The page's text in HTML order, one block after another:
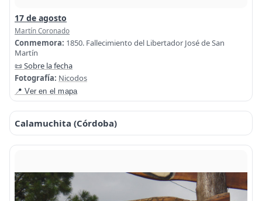
17 de agosto
Martín Coronado
Conmemora: 1850. Fallecimiento del Libertador José de San
Martín
📜 Sobre la fecha
Fotografía: Nicodos
📍 Ver en el mapa
Calamuchita (Córdoba)